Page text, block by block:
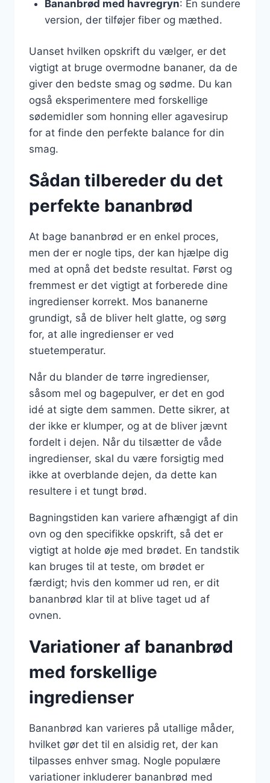
Bananbrød med havregryn: En sundere
version, der tilføjer fiber og mæthed.
Uanset hvilken opskrift du vælger, er det
vigtigt at bruge overmodne bananer, da de
giver den bedste smag og sødme. Du kan
også eksperimentere med forskellige
sødemidler som honning eller agavesirup
for at finde den perfekte balance for din
smag.
Sådan tilbereder du det
perfekte bananbrød
At bage bananbrød er en enkel proces,
men der er nogle tips, der kan hjælpe dig
med at opnå det bedste resultat. Først og
fremmest er det vigtigt at forberede dine
ingredienser korrekt. Mos bananerne
grundigt, så de bliver helt glatte, og sørg
for, at alle ingredienser er ved
stuetemperatur.
Når du blander de tørre ingredienser,
såsom mel og bagepulver, er det en god
idé at sigte dem sammen. Dette sikrer, at
der ikke er klumper, og at de bliver jævnt
fordelt i dejen. Når du tilsætter de våde
ingredienser, skal du være forsigtig med
ikke at overblande dejen, da dette kan
resultere i et tungt brød.
Bagningstiden kan variere afhængigt af din
ovn og den specifikke opskrift, så det er
vigtigt at holde øje med brødet. En tandstik
kan bruges til at teste, om brødet er
færdigt; hvis den kommer ud ren, er dit
bananbrød klar til at blive taget ud af
ovnen.
Variationer af bananbrød
med forskellige
ingredienser
Bananbrød kan varieres på utallige måder,
hvilket gør det til en alsidig ret, der kan
tilpasses enhver smag. Nogle populære
variationer inkluderer bananbrød med